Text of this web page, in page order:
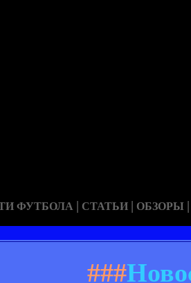
ФУТБОЛА | СТАТЬИ | ОБЗОРЫ |
###